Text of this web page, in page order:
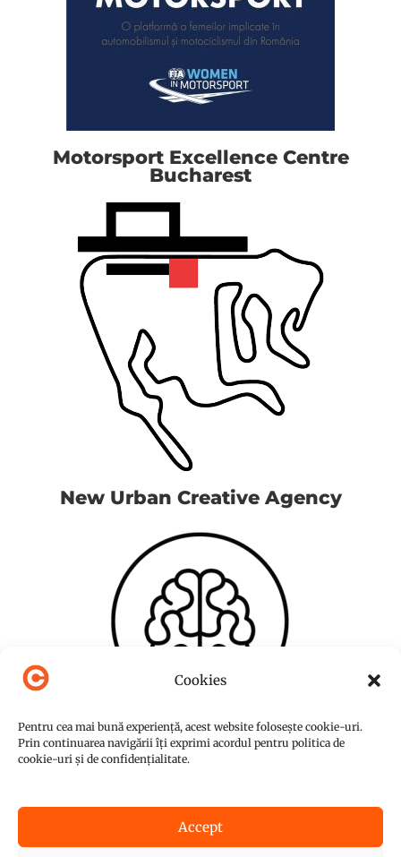
Cookies
Pentru cea mai bună experiență, acest website folosește cookie-uri.
Prin continuarea navigării îți exprimi acordul pentru politica de
cookie-uri și de confidențialitate.
Accept
Motorsport Excellence Centre
Bucharest
New Urban Creative Agency
© Copyright 2015-2026NUC Agency